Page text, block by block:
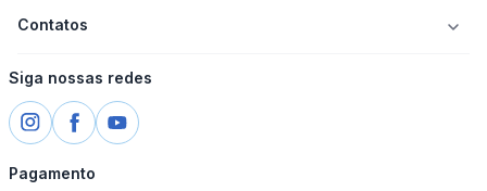
Contatos
Siga nossas redes
Pagamento